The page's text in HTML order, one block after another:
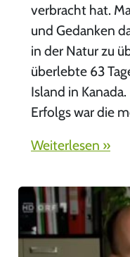
verbracht hat.
und Gedanken
in der Natur zu
überlebte 63
Island in
Erfolgs war die
Weiterlesen »